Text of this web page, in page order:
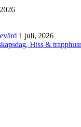
1 juli, 2026
Hiss &